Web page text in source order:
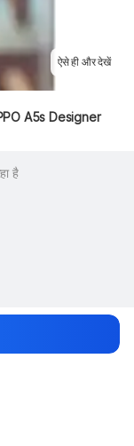
ऐसे ही और देखें
A5s Designer
है